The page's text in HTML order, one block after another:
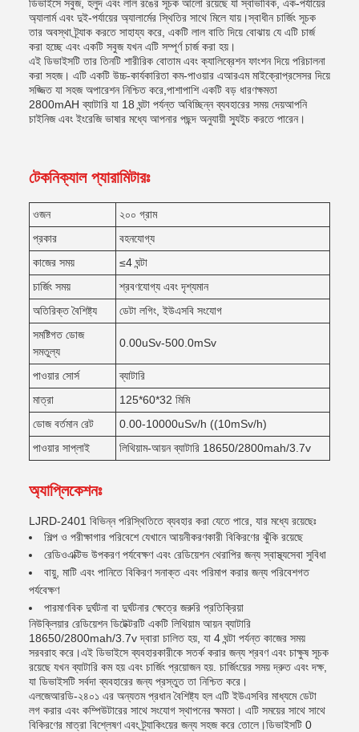
ডিভাইসে সবুজ, হলুদ এবং লাল রঙের সূচক আলো রয়েছে যা স্বাভাবিক, এক-পর্যায়ের
অ্যালার্ম এবং দুই-পর্যায়ের অ্যালার্মের স্থিতির সাথে মিলে যায়।স্বাধীন চার্জিং সূচক
তার অবস্থা ট্র্যাক করতে সাহায্য করে, একটি লাল বাতি দিয়ে বোঝায় যে এটি চার্জ
করা হচ্ছে এবং একটি সবুজ যখন এটি সম্পূর্ণ চার্জ করা হয়।
এই ডিভাইসটি তার তিনটি শারীরিক বোতাম এবং ক্যালিব্রেশন ফাংশন দিয়ে পরিচালনা
করা সহজ। এটি একটি উচ্চ-কার্যকারিতা কম-পাওয়ার এআরএম মাইক্রোপ্রসেসর দিয়ে
সজ্জিত যা সহজ অপারেশন নিশ্চিত করে,পাশাপাশি একটি বড় ধারণক্ষমতা
2800mAH ব্যাটারি যা 18 ঘন্টা পর্যন্ত অবিচ্ছিন্ন ব্যবহারের সময় দেয়আপনি
চাইনিজ এবং ইংরেজি ভাষার মধ্যে আপনার পছন্দ অনুযায়ী স্যুইচ করতে পারেন।
টেকনিক্যাল প্যারামিটারঃ
ওজন
২০০ গ্রাম
প্রকার
বহনযোগ্য
কাজের সময়
≤4 ঘন্টা
চার্জিং সময়
শ্রবণযোগ্য এবং দৃশ্যমান
অতিরিক্ত বৈশিষ্ট্য
ডেটা লগিং, ইউএসবি সংযোগ
সমষ্টিগত ডোজ
সমতুল্য
0.00uSv-500.0mSv
পাওয়ার সোর্স
ব্যাটারি
মাত্রা
125*60*32 মিমি
ডোজ বর্তমান রেট
0.00-10000uSv/h ((10mSv/h)
পাওয়ার সাপ্লাই
লিথিয়াম-আয়ন ব্যাটারি 18650/2800mah/3.7v
অ্যাপ্লিকেশনঃ
LJRD-2401 বিভিন্ন পরিস্থিতিতে ব্যবহার করা যেতে পারে, যার মধ্যে রয়েছেঃ
শিল্প ও পরীক্ষাগার পরিবেশে যেখানে আয়নীকরণকারী বিকিরণের ঝুঁকি রয়েছে
রেডিওএক্টিভ উপকরণ পর্যবেক্ষণ এবং রেডিয়েশন থেরাপির জন্য স্বাস্থ্যসেবা সুবিধা
বায়ু, মাটি এবং পানিতে বিকিরণ সনাক্ত এবং পরিমাপ করার জন্য পরিবেশগত
পর্যবেক্ষণ
পারমাণবিক দুর্ঘটনা বা দুর্ঘটনার ক্ষেত্রে জরুরি প্রতিক্রিয়া
নিউক্লিয়ার রেডিয়েশন ডিটেক্টরটি একটি লিথিয়াম আয়ন ব্যাটারি
18650/2800mah/3.7v দ্বারা চালিত হয়, যা 4 ঘন্টা পর্যন্ত কাজের সময়
সরবরাহ করে।এই ডিভাইসে ব্যবহারকারীকে সতর্ক করার জন্য শ্রবণ এবং চাক্ষুষ সূচক
রয়েছে যখন ব্যাটারি কম হয় এবং চার্জিং প্রয়োজন হয়. চার্জিংয়ের সময় দ্রুত এবং দক্ষ,
যা ডিভাইসটি সর্বদা ব্যবহারের জন্য প্রস্তুত তা নিশ্চিত করে।
এলজেআরডি-২৪০১ এর অন্যতম প্রধান বৈশিষ্ট্য হল এটি ইউএসবির মাধ্যমে ডেটা
লগ করার এবং কম্পিউটারের সাথে সংযোগ স্থাপনের ক্ষমতা। এটি সময়ের সাথে সাথে
বিকিরণের মাত্রা বিশ্লেষণ এবং ট্র্যাকিংয়ের জন্য সহজ করে তোলে।ডিভাইসটি 0